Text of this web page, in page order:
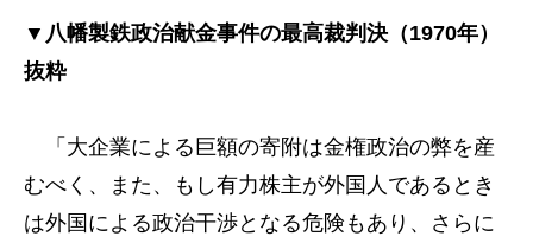
▼八幡製鉄政治献金事件の最高裁判決（1970年）
抜粋
「大企業による巨額の寄附は金権政治の弊を産
むべく、また、もし有力株主が外国人であるとき
は外国による政治干渉となる危険もあり、さらに